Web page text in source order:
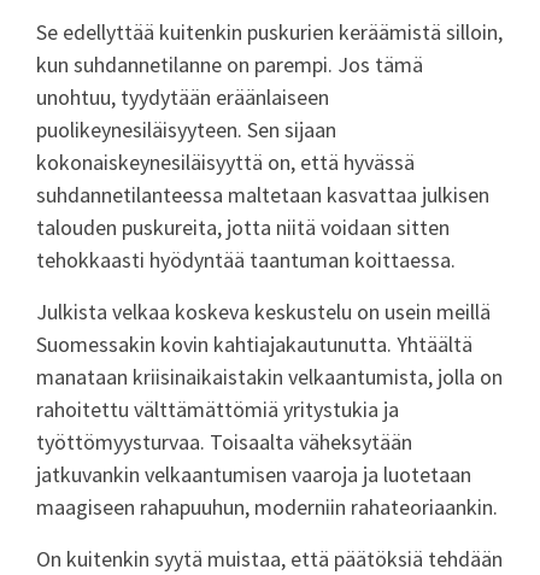
Se edellyttää kuitenkin puskurien keräämistä silloin,
kun suhdannetilanne on parempi. Jos tämä
unohtuu, tyydytään eräänlaiseen
puolikeynesiläisyyteen. Sen sijaan
kokonaiskeynesiläisyyttä on, että hyvässä
suhdannetilanteessa maltetaan kasvattaa julkisen
talouden puskureita, jotta niitä voidaan sitten
tehokkaasti hyödyntää taantuman koittaessa.
Julkista velkaa koskeva keskustelu on usein meillä
Suomessakin kovin kahtiajakautunutta. Yhtäältä
manataan kriisinaikaistakin velkaantumista, jolla on
rahoitettu välttämättömiä yritystukia ja
työttömyysturvaa. Toisaalta väheksytään
jatkuvankin velkaantumisen vaaroja ja luotetaan
maagiseen rahapuuhun, moderniin rahateoriaankin.
On kuitenkin syytä muistaa, että päätöksiä tehdään